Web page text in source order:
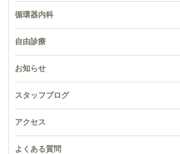
循環器内科
自由診療
お知らせ
スタッフブログ
アクセス
よくある質問